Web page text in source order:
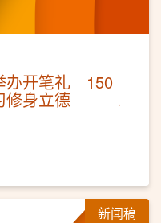
办开笔礼 150
身立德
新闻稿